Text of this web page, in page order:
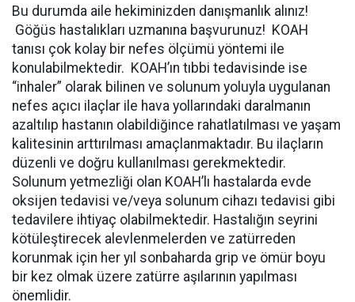
Bu durumda aile hekiminizden danışmanlık alınız!
Göğüs hastalıkları uzmanına başvurunuz! KOAH
tanısı çok kolay bir nefes ölçümü yöntemi ile
konulabilmektedir. KOAH’ın tıbbi tedavisinde ise
“inhaler” olarak bilinen ve solunum yoluyla uygulanan
nefes açıcı ilaçlar ile hava yollarındaki daralmanın
azaltılıp hastanın olabildiğince rahatlatılması ve yaşam
kalitesinin arttırılması amaçlanmaktadır. Bu ilaçların
düzenli ve doğru kullanılması gerekmektedir.
Solunum yetmezliği olan KOAH’lı hastalarda evde
oksijen tedavisi ve/veya solunum cihazı tedavisi gibi
tedavilere ihtiyaç olabilmektedir. Hastalığın seyrini
kötüleştirecek alevlenmelerden ve zatürreden
korunmak için her yıl sonbaharda grip ve ömür boyu
bir kez olmak üzere zatürre aşılarının yapılması
önemlidir.